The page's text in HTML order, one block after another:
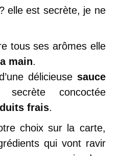
elle est secrète, je ne
tous ses arômes elle
main.
délicieuse sauce
secrète concoctée
frais.
choix sur la carte,
qui vont ravir